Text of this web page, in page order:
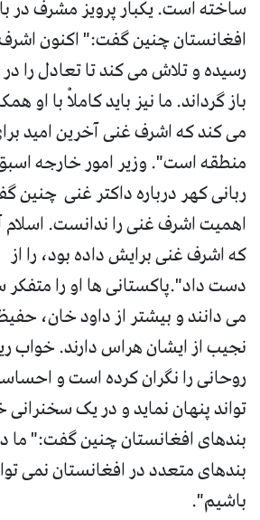
ساخته است. یکبار پرویز مشرف در
افغانستان چنین گفت:" اکنون
رسیده و تلاش می کند تا تعادل را
باز گرداند. ما نیز باید کاملاْ با او
می کند که اشرف غنی آخرین امید
منطقه است". وزیر امور خارجه
ربانی کهر درباره داکتر غنی چنین
اهمیت اشرف غنی را ندانست. اسلام
که اشرف غنی برایش داده بود، را از
دست داد".پاکستانی ها او را
می دانند و بیشتر از داود خان،
نجیب از ایشان هراس دارند. خواب
روحانی را نگران کرده است و
تواند پنهان نماید و در یک
بندهای افغانستان چنین گفت:" ما
بندهای متعدد در افغانستان نمی
باشیم".